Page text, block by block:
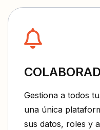
Gestiona a todos
una única
sus datos, roles y